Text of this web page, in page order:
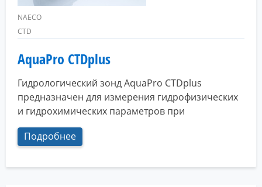
NAECO
CTD
AquaPro CTDplus
Гидрологический зонд AquaPro CTDplus
предназначен для измерения гидрофизических
и гидрохимических параметров при
Подробнее